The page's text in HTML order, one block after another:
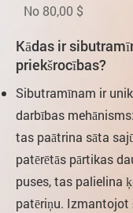
No80,00 $
Izpārdošanas cena
Kādas ir
priekšrocības?
Sibutramīnam ir
darbības
tas paātrina sāta
patērētās pārtikas
puses, tas palielina
patēriņu. Izmantojot